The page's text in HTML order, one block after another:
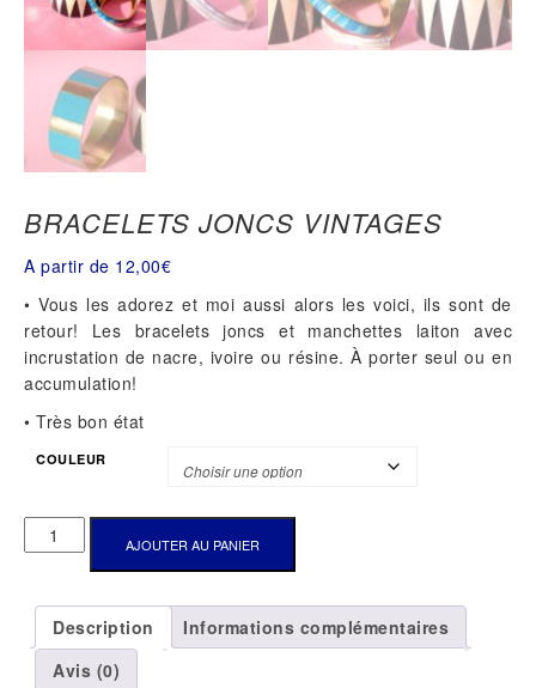
BRACELETS JONCS VINTAGES
A partir de 12,00€
• Vous les adorez et moi aussi alors les voici, ils sont de
retour! Les bracelets joncs et manchettes laiton avec
incrustation de nacre, ivoire ou résine. À porter seul ou en
accumulation!
• Très bon état
COULEUR
QUANTITÉ
DE
JONCS
VINTAGES
AJOUTER AU PANIER
Description
Informations complémentaires
Avis (0)